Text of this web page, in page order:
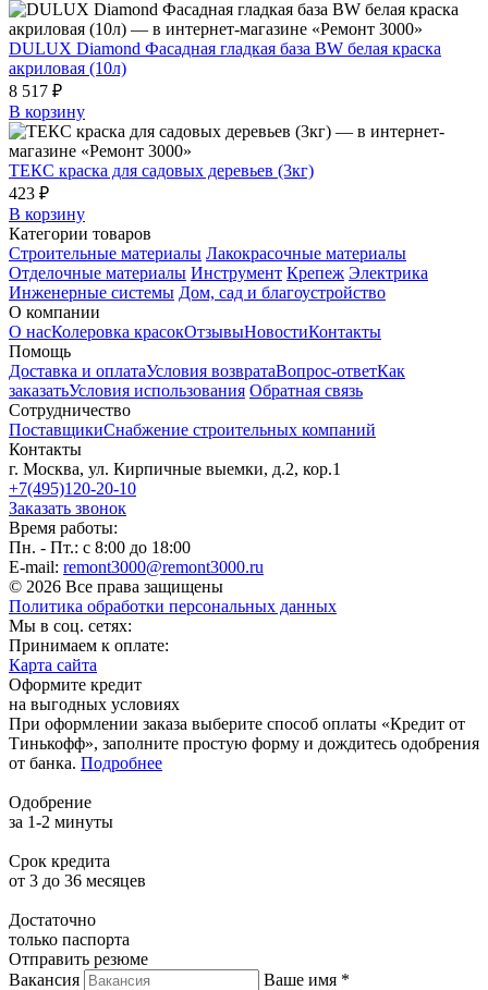
DULUX Diamond Фасадная гладкая база BW белая краска
акриловая (10л)
8 517 ₽
В корзину
ТЕКС краска для садовых деревьев (3кг)
423 ₽
В корзину
Категории товаров
Строительные материалы Лакокрасочные материалы
Отделочные материалы Инструмент Крепеж Электрика
Инженерные системы Дом, сад и благоустройство
О компании
О насКолеровка красокОтзывыНовостиКонтакты
Помощь
Доставка и оплатаУсловия возвратаВопрос-ответКак
заказатьУсловия использования Обратная связь
Сотрудничество
ПоставщикиСнабжение строительных компаний
Контакты
г. Москва, ул. Кирпичные выемки, д.2, кор.1
+7(495)120-20-10
Заказать звонок
Время работы:
Пн. - Пт.: с 8:00 до 18:00
E-mail: remont3000@remont3000.ru
© 2026 Все права защищены
Политика обработки персональных данных
Мы в соц. сетях:
Принимаем к оплате:
Карта сайта
Оформите кредит
на выгодных условиях
При оформлении заказа выберите способ оплаты «Кредит от
Тинькофф», заполните простую форму и дождитесь одобрения
от банка. Подробнее
Одобрение
за 1-2 минуты
Срок кредита
от 3 до 36 месяцев
Достаточно
только паспорта
Отправить резюме
Вакансия
Ваше имя *